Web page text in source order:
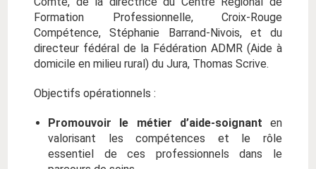
Formation Professionnelle, Croix-Rouge
Compétence, Stéphanie Barrand-Nivois, et du
directeur fédéral de la Fédération ADMR (Aide à
domicile en milieu rural) du Jura, Thomas Scrive.
Objectifs opérationnels :
Promouvoir le métier d’aide-soignant en
valorisant les compétences et le rôle
essentiel de ces professionnels dans le